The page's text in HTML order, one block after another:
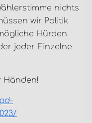
nichts
wir Politik
Hürden
jeder Einzelne
Händen!